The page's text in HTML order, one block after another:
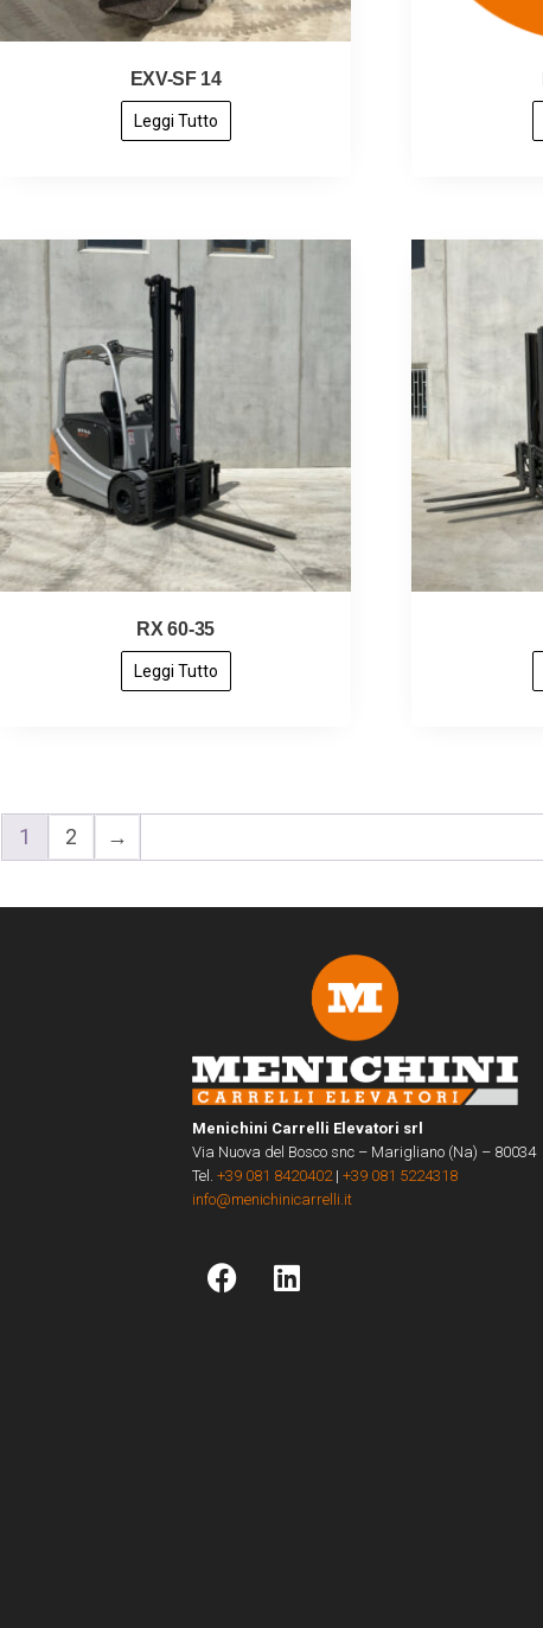
EXV-SF 14
Leggi Tutto
RX 60-35
Leggi Tutto
1 2 →
Menichini Carrelli Elevatori srl
Via Nuova del Bosco snc – Marigliano (Na) – 80034
Tel. +39 081 8420402| +39 081 5224318
info@menichinicarrelli.it